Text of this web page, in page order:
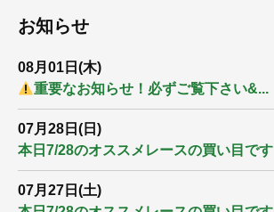
お知らせ
08月01日(木)
重要なお知らせ！必ずご覧下さい&...
07月28日(日)
本日7/28のオススメレースの買い目です
07月27日(土)